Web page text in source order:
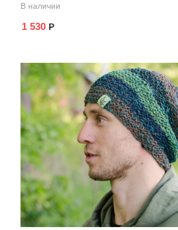
В наличии
1 530 Р